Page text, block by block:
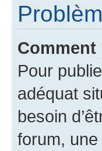
Pour
adéquat
besoin
forum,